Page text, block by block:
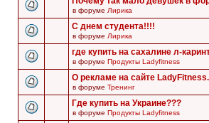
в форуме Лирика
С днем студента!!!!
в форуме Лирика
где купить на сахалине л-
в форуме Продукты Ladyfitness
О рекламе на сайте
в форуме Тренинг
Где купить на Украине???
в форуме Продукты Ladyfitness